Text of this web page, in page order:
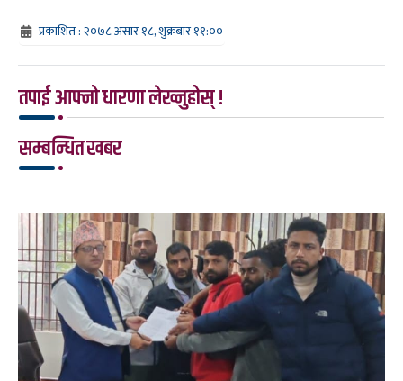
प्रकाशित : २०७८ असार १८, शुक्रबार ११:००
तपाई आफ्नो धारणा लेख्नुहोस् !
सम्बन्धित खबर